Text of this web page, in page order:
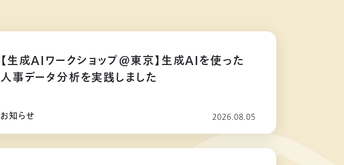
【生成AIワークショップ@東京】生成AIを使った
人事データ分析を実践しました
お知らせ 2026.08.05